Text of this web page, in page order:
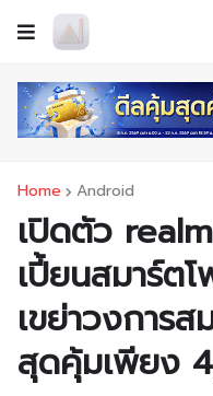
Home Android
เปิดตัว
เปี้ยนสมาร์ต
เขย่าวงการ
สุดคุ้มเพียง